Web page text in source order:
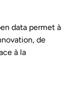
data permet à
de
à la